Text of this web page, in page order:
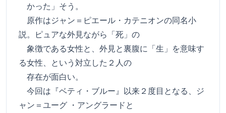
かった」そう。
原作はジャン＝ピエール・カテニオンの同名小
説。ピュアな外見ながら「死」の
象徴である女性と、外見と裏腹に「生」を意味す
る女性、という対立した２人の
存在が面白い。
今回は『ベティ・ブルー』以来２度目となる、ジ
ャン＝ユーグ ・アングラードと